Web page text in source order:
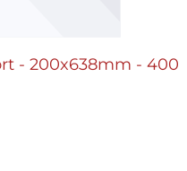
- 200x638mm - 400